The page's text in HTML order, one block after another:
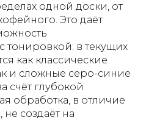
одной доски, от
Это даёт
тонировкой: в текущих
как классические
и сложные серо-синие
счёт глубокой
обработка, в отличие
создаёт на